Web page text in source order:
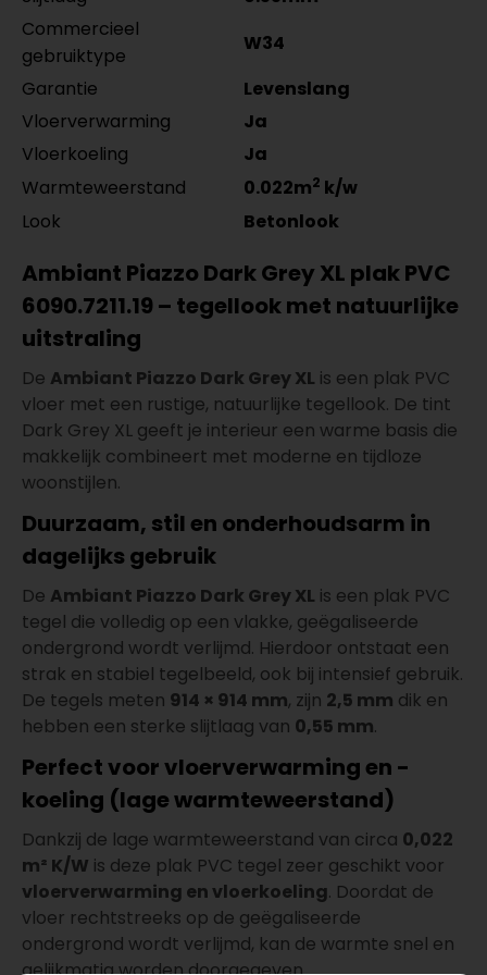
Commercieel
gebruiktype
W34
Garantie
Levenslang
Vloerverwarming
Ja
Vloerkoeling
Ja
Warmteweerstand
0.022m2 k/w
Look
Betonlook
Ambiant Piazzo Dark Grey XL plak PVC
6090.7211.19 – tegellook met natuurlijke
uitstraling
De Ambiant Piazzo Dark Grey XL is een plak PVC
vloer met een rustige, natuurlijke tegellook. De tint
Dark Grey XL geeft je interieur een warme basis die
makkelijk combineert met moderne en tijdloze
woonstijlen.
Duurzaam, stil en onderhoudsarm in
dagelijks gebruik
De Ambiant Piazzo Dark Grey XL is een plak PVC
tegel die volledig op een vlakke, geëgaliseerde
ondergrond wordt verlijmd. Hierdoor ontstaat een
strak en stabiel tegelbeeld, ook bij intensief gebruik.
De tegels meten 914 × 914 mm, zijn 2,5 mm dik en
hebben een sterke slijtlaag van 0,55 mm.
Perfect voor vloerverwarming en -
koeling (lage warmteweerstand)
Dankzij de lage warmteweerstand van circa 0,022
m² K/W is deze plak PVC tegel zeer geschikt voor
vloerverwarming en vloerkoeling. Doordat de
vloer rechtstreeks op de geëgaliseerde
ondergrond wordt verlijmd, kan de warmte snel en
gelijkmatig worden doorgegeven.